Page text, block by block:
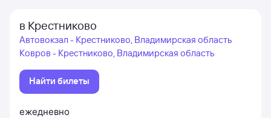
в Крестниково
Автовокзал - Крестниково, Владимирская область
Ковров - Крестниково, Владимирская область
Найти билеты
ежедневно